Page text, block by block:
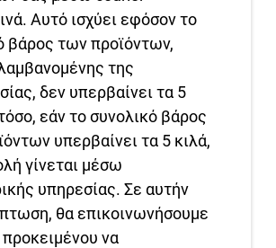
Αυτό ισχύει εφόσον το
βάρος των προϊόντων,
της
δεν υπερβαίνει τα 5
εάν το συνολικό βάρος
υπερβαίνει τα 5 κιλά,
γίνεται μέσω
υπηρεσίας. Σε αυτήν
θα επικοινωνήσουμε
προκειμένου να